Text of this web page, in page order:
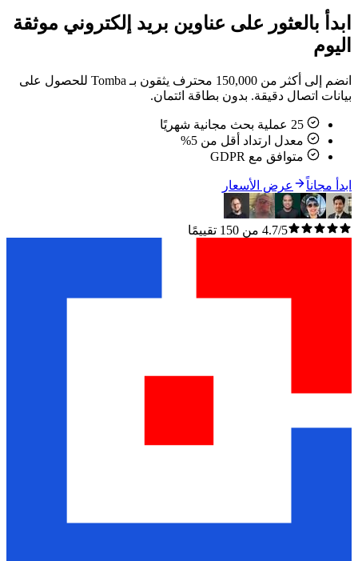
ابدأ بالعثور على عناوين بريد إلكتروني موثقة
اليوم
انضم إلى أكثر من 150,000 محترف يثقون بـ Tomba للحصول على
بيانات اتصال دقيقة. بدون بطاقة ائتمان.
معدل ارتداد أقل من 5%
متوافق مع GDPR
ابدأ مجاناً عرض الأسعار
4.7/5 من 150 تقييمًا